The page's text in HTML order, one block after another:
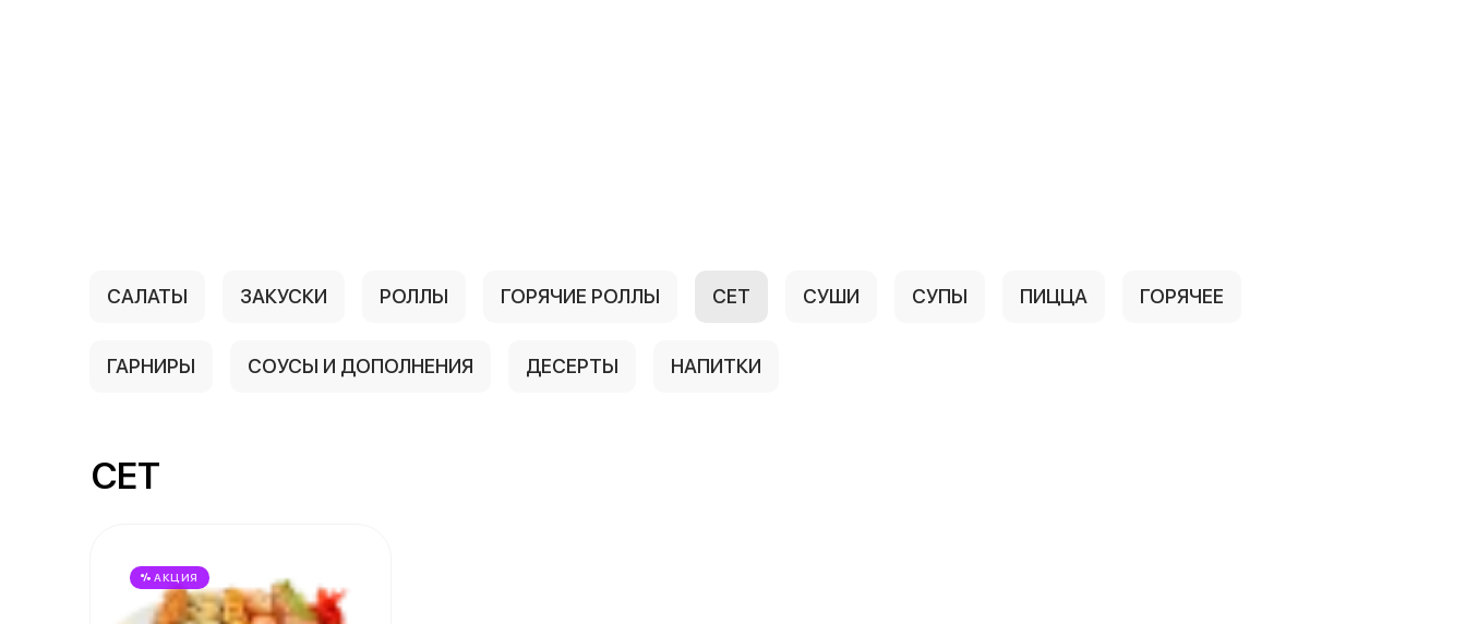
САЛАТЫ ЗАКУСКИ РОЛЛЫ ГОРЯЧИЕ РОЛЛЫ СЕТ СУШИ СУПЫ ПИЦЦА ГОРЯЧЕЕ
ГАРНИРЫ СОУСЫ И ДОПОЛНЕНИЯ ДЕСЕРТЫ НАПИТКИ
СЕТ
АКЦИЯ